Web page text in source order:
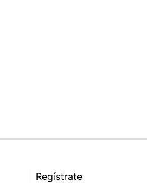
Regístrate